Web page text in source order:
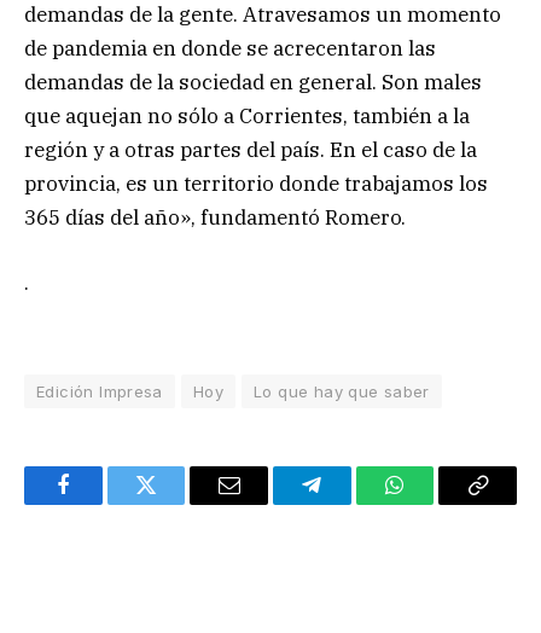
demandas de la gente. Atravesamos un momento
de pandemia en donde se acrecentaron las
demandas de la sociedad en general. Son males
que aquejan no sólo a Corrientes, también a la
región y a otras partes del país. En el caso de la
provincia, es un territorio donde trabajamos los
365 días del año», fundamentó Romero.
.
Edición Impresa Hoy Lo que hay que saber
FacebookTwitter Email TelegramWhatsAppCopy